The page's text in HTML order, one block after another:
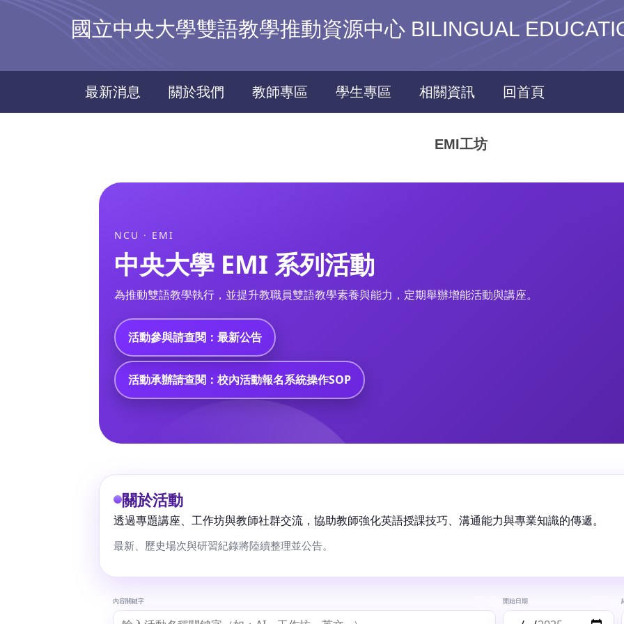
區
國立中央大學雙語教學推動資源中心 BILINGUAL
最新消息 關於我們 教師專區 學生專區 相關資訊 回首頁
EMI工坊
NCU · EMI
中央大學 EMI 系列活動
為推動雙語教學執行，並提升教職員雙語教學素養與能力，定期舉辦增能活動與講座。
活動參與請查閱：最新公告
活動承辦請查閱：校內活動報名系統操作SOP
關於活動
透過專題講座、工作坊與教師社群交流，協助教師強化英語授課技巧、溝通能力與專業知識的傳遞。
最新、歷史場次與研習紀錄將陸續整理並公告。
內容關鍵字 開始日期